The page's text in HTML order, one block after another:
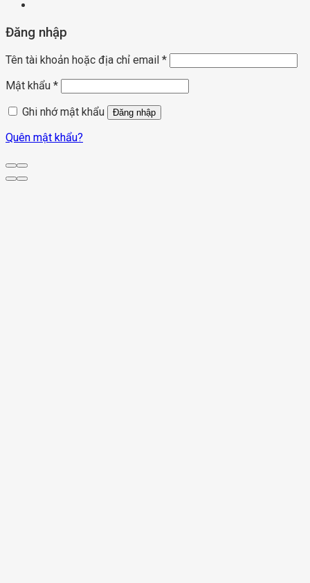
Đăng nhập
Tên tài khoản hoặc địa chỉ email *
Mật khẩu *
Ghi nhớ mật khẩu
Đăng nhập
Quên mật khẩu?